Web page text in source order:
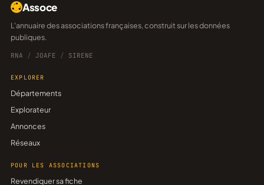
Assoce
L'annuaire des associations françaises, construit sur les données
publiques.
RNA / JOAFE / SIRENE
EXPLORER
Départements
Explorateur
Annonces
Réseaux
POUR LES ASSOCIATIONS
Revendiquer sa fiche